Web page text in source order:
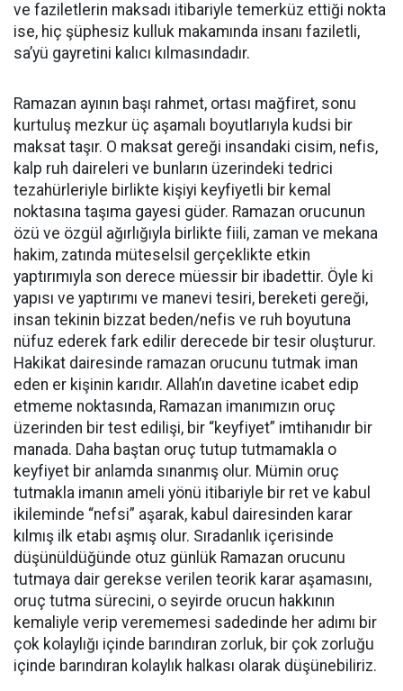
ve faziletlerin maksadı itibariyle temerküz ettiği nokta
ise, hiç şüphesiz kulluk makamında insanı faziletli,
sa’yü gayretini kalıcı kılmasındadır.
Ramazan ayının başı rahmet, ortası mağfiret, sonu
kurtuluş mezkur üç aşamalı boyutlarıyla kudsi bir
maksat taşır. O maksat gereği insandaki cisim, nefis,
kalp ruh daireleri ve bunların üzerindeki tedrici
tezahürleriyle birlikte kişiyi keyfiyetli bir kemal
noktasına taşıma gayesi güder. Ramazan orucunun
özü ve özgül ağırlığıyla birlikte fiili, zaman ve mekana
hakim, zatında müteselsil gerçeklikte etkin
yaptırımıyla son derece müessir bir ibadettir. Öyle ki
yapısı ve yaptırımı ve manevi tesiri, bereketi gereği,
insan tekinin bizzat beden/nefis ve ruh boyutuna
nüfuz ederek fark edilir derecede bir tesir oluşturur.
Hakikat dairesinde ramazan orucunu tutmak iman
eden er kişinin karıdır. Allah’ın davetine icabet edip
etmeme noktasında, Ramazan imanımızın oruç
üzerinden bir test edilişi, bir “keyfiyet” imtihanıdır bir
manada. Daha baştan oruç tutup tutmamakla o
keyfiyet bir anlamda sınanmış olur. Mümin oruç
tutmakla imanın ameli yönü itibariyle bir ret ve kabul
ikileminde “nefsi” aşarak, kabul dairesinden karar
kılmış ilk etabı aşmış olur. Sıradanlık içerisinde
düşünüldüğünde otuz günlük Ramazan orucunu
tutmaya dair gerekse verilen teorik karar aşamasını,
oruç tutma sürecini, o seyirde orucun hakkının
kemaliyle verip verememesi sadedinde her adımı bir
çok kolaylığı içinde barındıran zorluk, bir çok zorluğu
içinde barındıran kolaylık halkası olarak düşünebiliriz.